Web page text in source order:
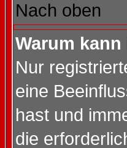
Nach oben
Warum
Nur
eine
hast und
die